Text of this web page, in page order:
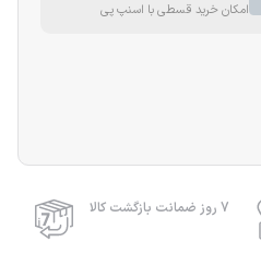
امکان خرید قسطی با اسنپ پی
7 روز ضمانت بازگشت کالا